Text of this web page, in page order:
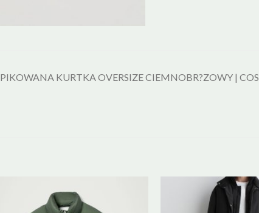
PIKOWANA KURTKA OVERSIZE CIEMNOBR?ZOWY | COS